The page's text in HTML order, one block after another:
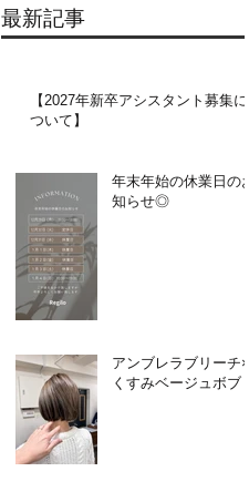
最新記事
【2027年新卒アシスタント募集に
ついて】​​
年末年始の休業日のお
知らせ◎
アンブレラブリーチ×
くすみベージュボブ